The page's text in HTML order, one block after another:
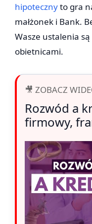
hipotecznyto gra
małżonek i Bank.
Wasze ustalenia
obietnicami.
🎥 ZOBACZ
Rozwód a
firmowy,